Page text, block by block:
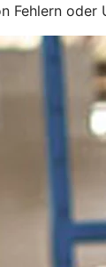
Fehlern oder